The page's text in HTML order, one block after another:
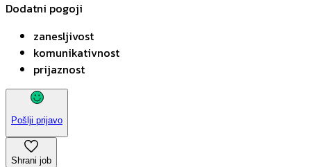
Dodatni pogoji
zanesljivost
komunikativnost
prijaznost
Pošlji prijavo
Shrani job